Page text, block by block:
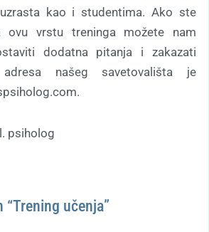
kao i studentima. Ako ste
ovu vrstu treninga možete nam
dodatna pitanja i zakazati
našeg savetovališta je
psiholog
učenja”